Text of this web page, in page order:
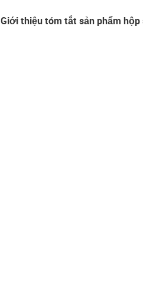
Giới thiệu tóm tắt sản phẩm